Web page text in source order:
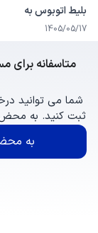
بلیط اتوبوس به
1405/05/17
شما می توانید
ثبت کنید. به
به